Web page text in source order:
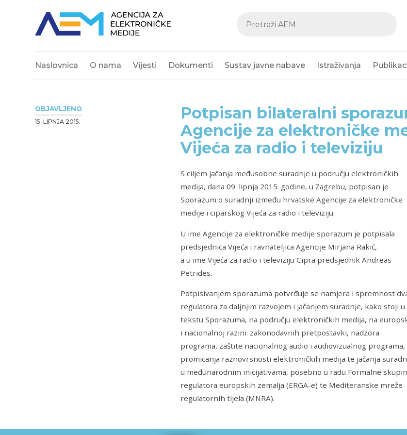
Naslovnica O nama Vijesti Dokumenti Sustav javne nabave Istraživanja
OBJAVLJENO
15. LIPNJA 2015.
Potpisan bilateralni
Agencije za elektroničke
Vijeća za radio i televiziju
S ciljem jačanja međusobne suradnje u području elektroničkih
medija, dana 09. lipnja 2015. godine, u Zagrebu, potpisan je
Sporazum o suradnji između hrvatske Agencije za elektroničke
medije i ciparskog Vijeća za radio i televiziju.
U ime Agencije za elektroničke medije sporazum je potpisala
predsjednica Vijeća i ravnateljica Agencije Mirjana Rakić,
a u ime Vijeća za radio i televiziju Cipra predsjednik Andreas
Petrides.
Potpisivanjem sporazuma potvrđuje se namjera i spremnost
regulatora za daljnjim razvojem i jačanjem suradnje, kako stoji u
tekstu Sporazuma, na području elektroničkih medija, na
i nacionalnoj razini: zakonodavnih pretpostavki, nadzora
programa, zaštite nacionalnog audio i audiovizualnog programa,
promicanja raznovrsnosti elektroničkih medija te jačanja
u međunarodnim inicijativama, posebno u radu Formalne
regulatora europskih zemalja (ERGA-e) te Mediteranske mreže
regulatornih tijela (MNRA).